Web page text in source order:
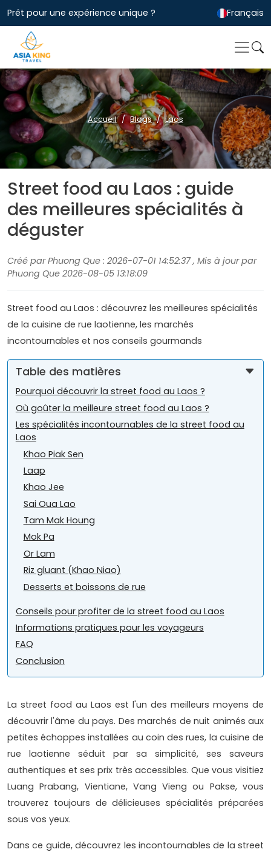
Prêt pour une expérience unique ? Français
Accueil Blogs Laos
Street food au Laos : guide
des meilleures spécialités à
déguster
Créé par Phuong Que : 2026-07-01 14:52:37 , Mis à jour par
Phuong Que 2026-08-05 13:18:09
Street food au Laos : découvrez les meilleures spécialités
de la cuisine de rue laotienne, les marchés
incontournables et nos conseils gourmands
Table des matières
Pourquoi découvrir la street food au Laos ?
Où goûter la meilleure street food au Laos ?
Les spécialités incontournables de la street food au
Laos
Khao Piak Sen
Laap
Khao Jee
Sai Oua Lao
Tam Mak Houng
Mok Pa
Or Lam
Riz gluant (Khao Niao)
Desserts et boissons de rue
Conseils pour profiter de la street food au Laos
Informations pratiques pour les voyageurs
FAQ
Conclusion
La street food au Laos est l'un des meilleurs moyens de
découvrir l'âme du pays. Des marchés de nuit animés aux
petites échoppes installées au coin des rues, la cuisine de
rue laotienne séduit par sa simplicité, ses saveurs
authentiques et ses prix très accessibles. Que vous visitiez
Luang Prabang, Vientiane, Vang Vieng ou Pakse, vous
trouverez toujours de délicieuses spécialités préparées
sous vos yeux.
Dans ce guide, découvrez les incontournables de la street